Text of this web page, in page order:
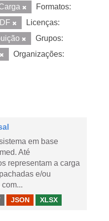
Formatos:
Licenças:
Grupos:
Organizações:
em base
Até
representam a carga
e/ou
JSON XLSX